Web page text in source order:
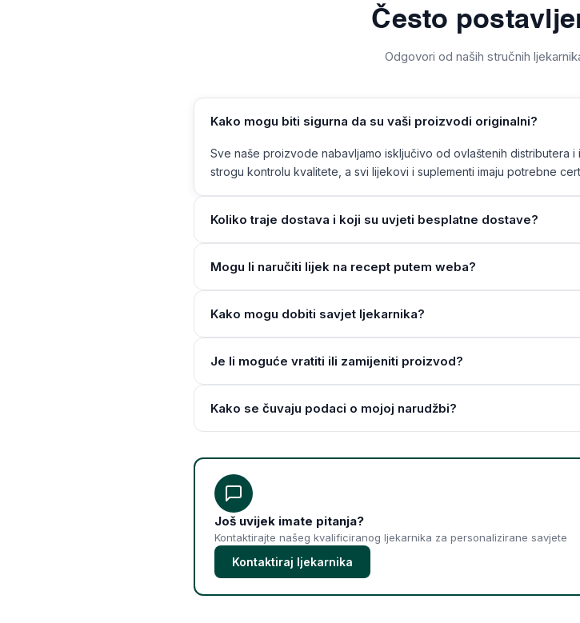
Često
Odgovori od naših stručnih
Kako mogu biti sigurna da su vaši proizvodi originalni?
Sve naše proizvode nabavljamo isključivo od ovlaštenih
strogu kontrolu kvalitete, a svi lijekovi i suplementi imaju potrebne
Koliko traje dostava i koji su uvjeti besplatne dostave?
Mogu li naručiti lijek na recept putem weba?
Kako mogu dobiti savjet ljekarnika?
Je li moguće vratiti ili zamijeniti proizvod?
Kako se čuvaju podaci o mojoj narudžbi?
Još uvijek imate pitanja?
Kontaktirajte našeg kvalificiranog ljekarnika za personalizirane savjete
Kontaktiraj ljekarnika